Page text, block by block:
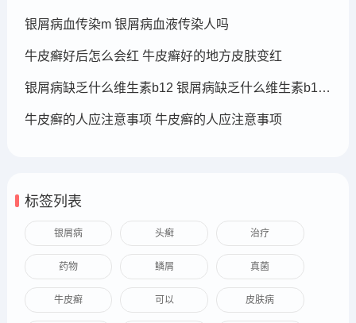
银屑病血传染m 银屑病血液传染人吗
牛皮癣好后怎么会红 牛皮癣好的地方皮肤变红
银屑病缺乏什么维生素b12 银屑病缺乏什么维生素b12可以补充
牛皮癣的人应注意事项 牛皮癣的人应注意事项
标签列表
银屑病 头癣 治疗
药物 鳞屑 真菌
牛皮癣 可以 皮肤病